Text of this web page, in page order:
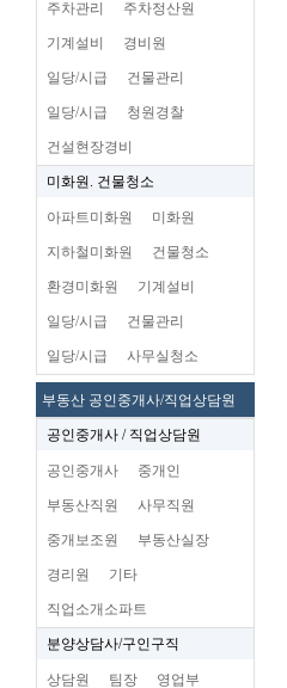
주차관리 주차정산원
기계설비 경비원
일당/시급 건물관리
일당/시급 청원경찰
건설현장경비
미화원. 건물청소
아파트미화원 미화원
지하철미화원 건물청소
환경미화원 기계설비
일당/시급 건물관리
일당/시급 사무실청소
부동산 공인중개사/직업상담원
공인중개사 / 직업상담원
공인중개사 중개인
부동산직원 사무직원
중개보조원 부동산실장
경리원 기타
직업소개소파트
분양상담사/구인구직
상담원 팀장 영업부